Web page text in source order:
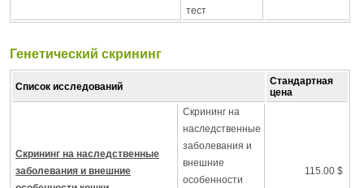
тест
Генетический скрининг
Список исследований
Стандартная
цена
Скрининг на наследственные
заболевания и внешние
Скрининг на
наследственные
заболевания и
внешние
особенности
115.00 $